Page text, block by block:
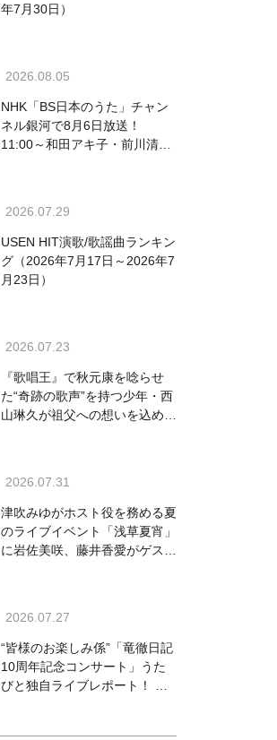
年7月30日）
2026.08.05
NHK「BS日本のうた」チャン
ネル銀河で8月6日放送！
11:00～和田アキ子・前川清
2026.07.29
USEN HIT演歌/歌謡曲ランキン
グ（2026年7月17日～2026年7
月23日）
2026.07.23
『歌唱王』で秋元康を唸らせ
た“奇跡の歌声”を持つ少年・西
山琳久が祖父への想いを込めた
いちゃんとの絆を歌った曲を聴
いてください！」
2026.07.31
津吹みゆがホスト役を務める夏
のライブイベント「浅草夏宵」
に岩佐美咲、藤井香愛がゲスト
2026.07.27
“皆様のお楽しみ係”「竜徹日記
10周年記念コンサート」うた
びと独自ライブレポート！ 即